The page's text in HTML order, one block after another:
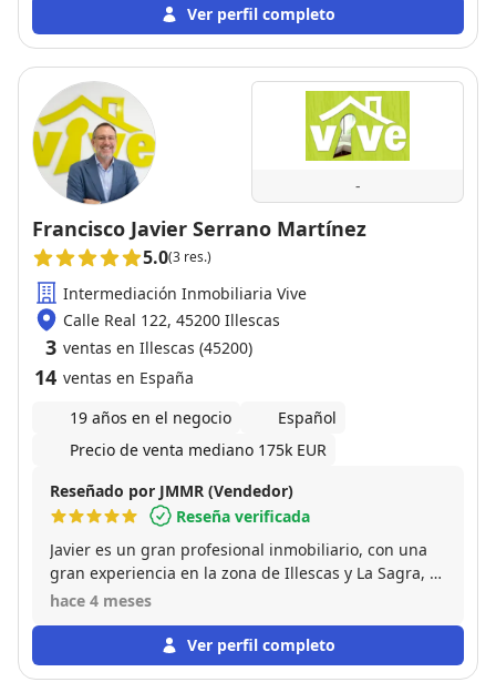
Ver perfil completo
-
Francisco Javier Serrano Martínez
5.0(3 res.)
Intermediación Inmobiliaria Vive
Calle Real 122, 45200 Illescas
3 ventas en Illescas (45200)
14 ventas en España
19 años en el negocio
Español
Precio de venta mediano 175k EUR
Reseñado por JMMR (Vendedor)
Reseña verificada
Javier es un gran profesional inmobiliario, con una
gran experiencia en la zona de Illescas y La Sagra, te
aporta la seguridad que necesitas en este tipo de
hace 4 meses
Ver perfil completo